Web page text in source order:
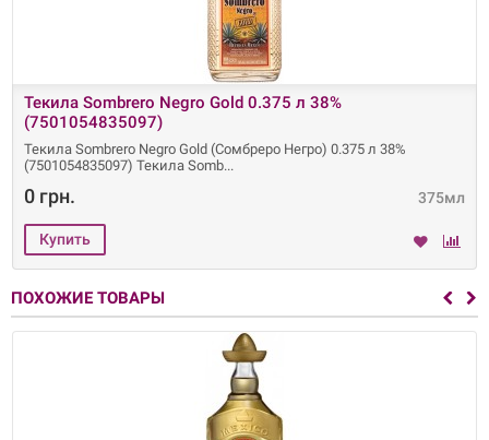
Текила Sombrero Negro Gold 0.375 л 38%
(7501054835097)
Текила Sombrero Negro Gold (Сомбреро Негро) 0.375 л 38%
(7501054835097) Текила Somb
375мл
0 грн.
ПОХОЖИЕ ТОВАРЫ